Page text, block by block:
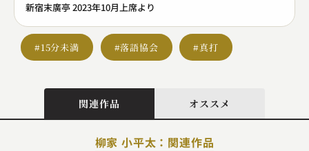
新宿末廣亭 2023年10月上席より
#15分未満 #落語協会 #真打
関連作品 オススメ
柳家 小平太：関連作品